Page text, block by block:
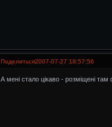
Поделиться2007-07-27 18:57:56
А мені стало цікаво - розміщені